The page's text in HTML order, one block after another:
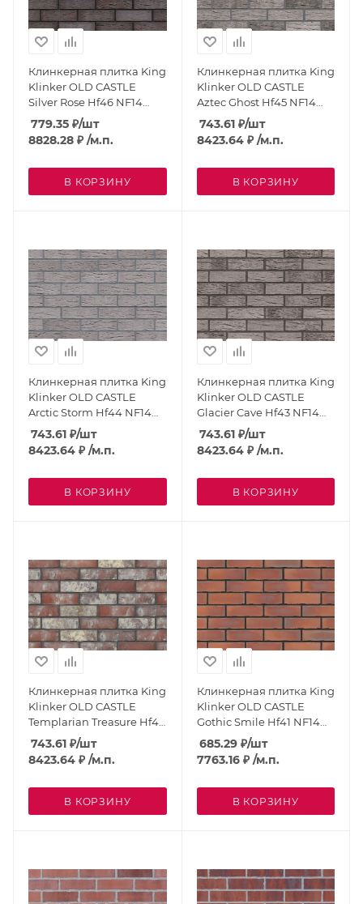
Клинкерная плитка King
Klinker OLD CASTLE
Silver Rose Hf46 NF14
угловая
779.35 ₽/шт
8828.28 ₽ /м.п.
В КОРЗИНУ
Клинкерная плитка King
Klinker OLD CASTLE
Aztec Ghost Hf45 NF14
угловая
743.61₽/шт
8423.64 ₽ /м.п.
В КОРЗИНУ
Клинкерная плитка King
Klinker OLD CASTLE
Arctic Storm Hf44 NF14
угловая
743.61 ₽/шт
8423.64 ₽ /м.п.
В КОРЗИНУ
Клинкерная плитка King
Klinker OLD CASTLE
Glacier Cave Hf43 NF14
угловая
743.61₽/шт
8423.64 ₽ /м.п.
В КОРЗИНУ
Клинкерная плитка King
Klinker OLD CASTLE
Templarian Treasure Hf42
NF14 угловая
743.61 ₽/шт
8423.64 ₽ /м.п.
В КОРЗИНУ
Клинкерная плитка King
Klinker OLD CASTLE
Gothic Smile Hf41 NF14
угловая
685.29₽/шт
7763.16 ₽ /м.п.
В КОРЗИНУ